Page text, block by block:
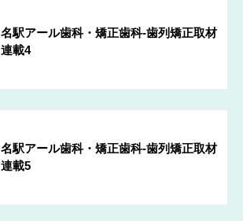
名駅アール歯科・矯正歯科-歯列矯正取材
連載4
名駅アール歯科・矯正歯科-歯列矯正取材
連載5